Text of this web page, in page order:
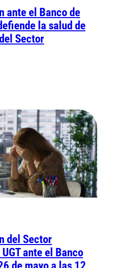
ante el Banco de
la salud de
Sector
del Sector
ante el Banco